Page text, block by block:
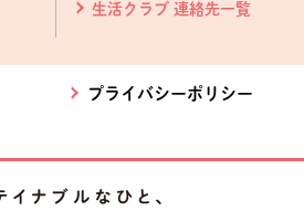
生活クラブ 連絡先一覧
プライバシーポリシー